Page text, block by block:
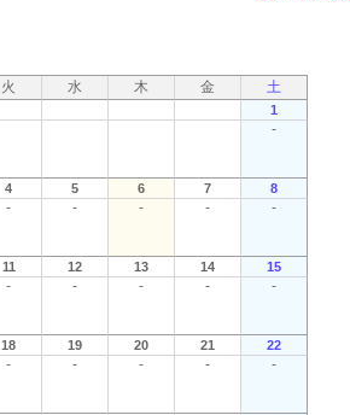
火 水 木 金 土
1
-
4 5 6 7 8
- - - - -
11 12 13 14 15
- - - - -
18 19 20 21 22
- - - - -